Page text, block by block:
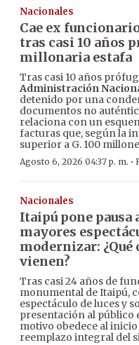
Nacionales
Cae ex
tras casi 10 años
millonaria estafa
Tras casi 10 años
Administración
detenido por una
documentos no
relaciona con un
facturas que, según la
superior a G. 100
Agosto 6, 2026 04:37 p. m. ·
Nacionales
Itaipú pone pausa
mayores
modernizar: ¿Qué
vienen?
Tras casi 24 años de
monumental de Itaipú,
espectáculo de luces y
presentación al público
motivo obedece al
reemplazo integral del